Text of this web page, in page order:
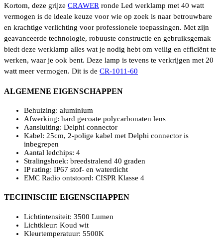
Kortom, deze grijze CRAWER ronde Led werklamp met 40 watt
vermogen is de ideale keuze voor wie op zoek is naar betrouwbare
en krachtige verlichting voor professionele toepassingen. Met zijn
geavanceerde technologie, robuuste constructie en gebruiksgemak
biedt deze werklamp alles wat je nodig hebt om veilig en efficiënt te
werken, waar je ook bent. Deze lamp is tevens te verkrijgen met 20
watt meer vermogen. Dit is de CR-1011-60
ALGEMENE EIGENSCHAPPEN
Behuizing: aluminium
Afwerking: hard gecoate polycarbonaten lens
Aansluiting: Delphi connector
Kabel: 25cm, 2-polige kabel met Delphi connector is
inbegrepen
Aantal ledchips: 4
Stralingshoek: breedstralend 40 graden
IP rating: IP67 stof- en waterdicht
EMC Radio ontstoord: CISPR Klasse 4
TECHNISCHE EIGENSCHAPPEN
Lichtintensiteit: 3500 Lumen
Lichtkleur: Koud wit
Kleurtemperatuur: 5500K